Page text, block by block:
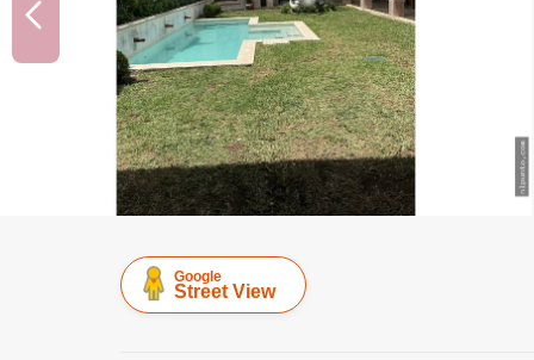
Google
Street View